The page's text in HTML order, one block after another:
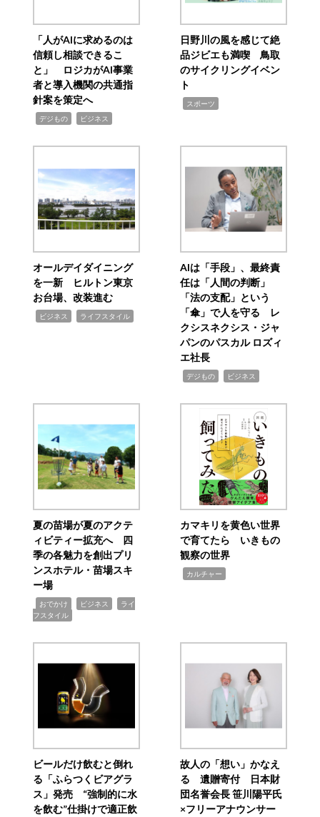
「人がAIに求めるのは
信頼し相談できるこ
と」 ロジカがAI事業
者と導入機関の共通指
針案を策定へ
デジもの ビジネス
日野川の風を感じて絶
品ジビエも満喫 鳥取
のサイクリングイベン
ト
スポーツ
オールデイダイニング
を一新 ヒルトン東京
お台場、改装進む
ビジネス ライフスタイル
AIは「手段」、最終責
任は「人間の判断」
「法の支配」という
「傘」で人を守る レ
クシスネクシス・ジャ
パンのパスカル ロズィ
エ社長
デジもの ビジネス
夏の苗場が夏のアクテ
ィビティー拡充へ 四
季の各魅力を創出プリ
ンスホテル・苗場スキ
ー場
おでかけ ビジネス
ライ
フスタイル
カマキリを黄色い世界
で育てたら いきもの
観察の世界
カルチャー
ビールだけ飲むと倒れ
る「ふらつくビアグラ
ス」発売 “強制的に水
を飲む”仕掛けで適正飲
故人の「想い」かなえ
る 遺贈寄付 日本財
団名誉会長 笹川陽平氏
×フリーアナウンサー